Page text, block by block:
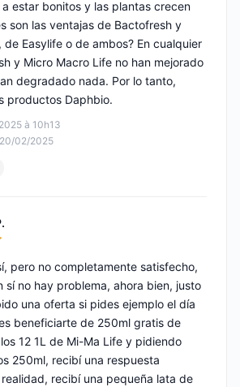
à 10h13
02/2025
estar bonitos y las plantas crecen
son las ventajas de Bactofresh y
de Easylife o de ambos? En cualquier
y Micro Macro Life no han mejorado
degradado nada. Por lo tanto,
productos Daphbio.
pero no completamente satisfecho,
sí no hay problema, ahora bien, justo
una oferta si pides ejemplo el día
beneficiarte de 250ml gratis de
12 1L de Mi-Ma Life y pidiendo
250ml, recibí una respuesta
recibí una pequeña lata de